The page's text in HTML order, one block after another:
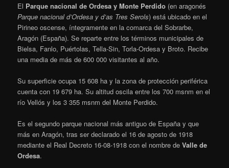
El Parque nacional de Ordesa y Monte Perdido (en aragonés
Parque nacional d’Ordesa y d’as Tres Serols) está ubicado en el
Pirineo oscense, íntegramente en la comarca del Sobrarbe,
Aragón (España). Se reparte entre los términos municipales de
Bielsa, Fanlo, Puértolas, Tella-Sin, Torla-Ordesa y Broto. Recibe
una media de más de 600 000 visitantes al año.
Su superficie ocupa 15 608 ha y la zona de protección periférica
cuenta con 19 679 ha. Su altitud oscila entre los 700 msnm en el
río Vellós y los 3 355 msnm del Monte Perdido.
Es el segundo parque nacional más antiguo de España y que
más en Aragón, tras ser declarado el 16 de agosto de 1918
mediante el Real Decreto 16-08-1918 con el nombre deValle de
Ordesa.